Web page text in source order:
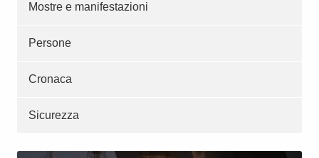
Mostre e manifestazioni
Persone
Cronaca
Sicurezza